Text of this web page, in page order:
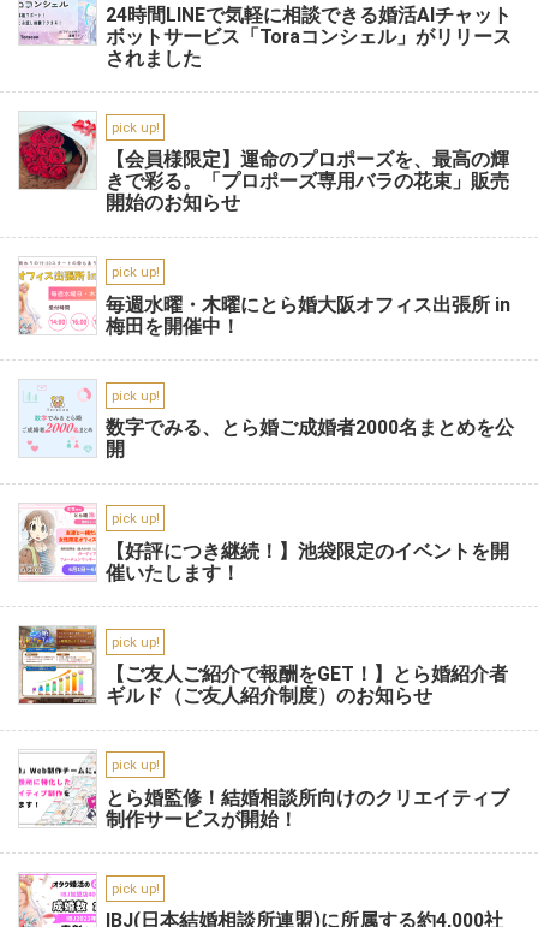
24時間LINEで気軽に相談できる婚活AIチャット
ボットサービス「Toraコンシェル」がリリース
されました
pick up!
【会員様限定】運命のプロポーズを、最高の輝
きで彩る。「プロポーズ専用バラの花束」販売
開始のお知らせ
pick up!
毎週水曜・木曜にとら婚大阪オフィス出張所 in
梅田を開催中！
pick up!
数字でみる、とら婚ご成婚者2000名まとめを公
開
pick up!
【好評につき継続！】池袋限定のイベントを開
催いたします！
pick up!
【ご友人ご紹介で報酬をGET！】とら婚紹介者
ギルド（ご友人紹介制度）のお知らせ
pick up!
とら婚監修！結婚相談所向けのクリエイティブ
制作サービスが開始！
pick up!
IBJ(日本結婚相談所連盟)に所属する約4,000社